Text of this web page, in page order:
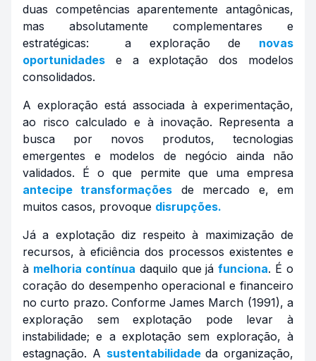
duas competências aparentemente antagônicas,
mas absolutamente complementares e
estratégicas: a exploração de novas
oportunidades e a explotação dos modelos
consolidados.
A exploração está associada à experimentação,
ao risco calculado e à inovação. Representa a
busca por novos produtos, tecnologias
emergentes e modelos de negócio ainda não
validados. É o que permite que uma empresa
antecipe transformações de mercado e, em
muitos casos, provoque disrupções.
Já a explotação diz respeito à maximização de
recursos, à eficiência dos processos existentes e
à melhoria contínua daquilo que jáfunciona. É o
coração do desempenho operacional e financeiro
no curto prazo. Conforme James March (1991), a
exploração sem explotação pode levar à
instabilidade; e a explotação sem exploração, à
estagnação. A sustentabilidadeda organização,